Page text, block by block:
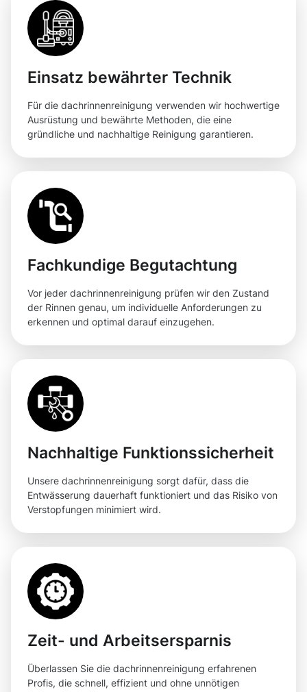
Einsatz bewährter Technik
Für die dachrinnenreinigung verwenden wir hochwertige
Ausrüstung und bewährte Methoden, die eine
gründliche und nachhaltige Reinigung garantieren.
Fachkundige Begutachtung
Vor jeder dachrinnenreinigung prüfen wir den Zustand
der Rinnen genau, um individuelle Anforderungen zu
erkennen und optimal darauf einzugehen.
Nachhaltige Funktionssicherheit
Unsere dachrinnenreinigung sorgt dafür, dass die
Entwässerung dauerhaft funktioniert und das Risiko von
Verstopfungen minimiert wird.
Zeit- und Arbeitsersparnis
Überlassen Sie die dachrinnenreinigung erfahrenen
Profis, die schnell, effizient und ohne unnötigen